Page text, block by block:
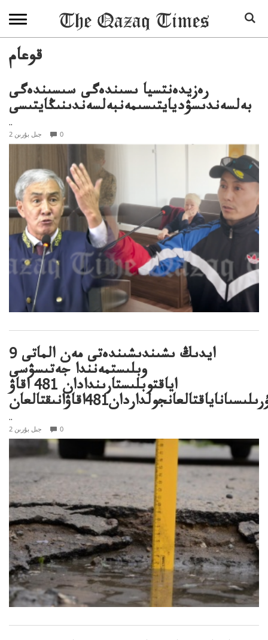
قوعام
رەزيدەنتسيا ىسىندەگى سىسىندەگى
بەلسەندىسۋديايتىسىمەنبەلسەندىنىڭايتىسى
..
2 جىل بۇرىن 0
9 ايدىڭ ىشىندىشىندەتى مەن الماتى
وبلىستمەنندا جەتىسۋسى
اياقتوبلىستارىندادان 481 اقاۋ
..
2 جىل بۇرىن 0